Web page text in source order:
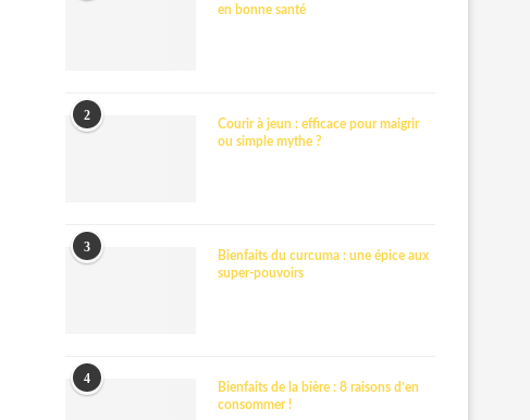
en bonne santé
2
Courir à jeun : efficace pour maigrir
ou simple mythe ?
3
Bienfaits du curcuma : une épice aux
super-pouvoirs
4
Bienfaits de la bière : 8 raisons d’en
consommer !